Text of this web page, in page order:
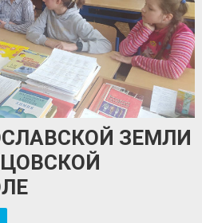
ЗЕМЛИ